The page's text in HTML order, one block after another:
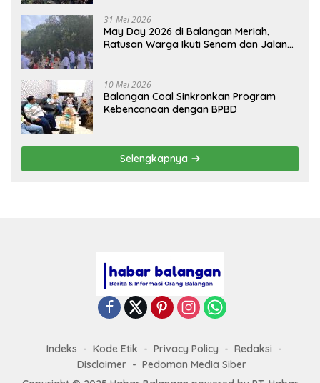
31 Mei 2026
May Day 2026 di Balangan Meriah,
Ratusan Warga Ikuti Senam dan Jalan
10 Mei 2026
Balangan Coal Sinkronkan Program
Kebencanaan dengan BPBD
Selengkapnya
Indeks Kode Etik Privacy Policy
Redaksi
Disclaimer
Pedoman Media Siber